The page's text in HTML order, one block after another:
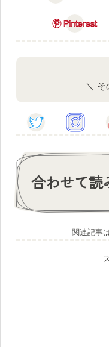
Pinterest
＼ そ
合わせて読
関連記事